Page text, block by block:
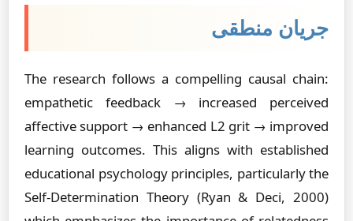
جریان منطقی
The research follows a compelling causal chain:
empathetic feedback → increased perceived
affective support → enhanced L2 grit → improved
learning outcomes. This aligns with established
educational psychology principles, particularly the
Self-Determination Theory (Ryan & Deci, 2000)